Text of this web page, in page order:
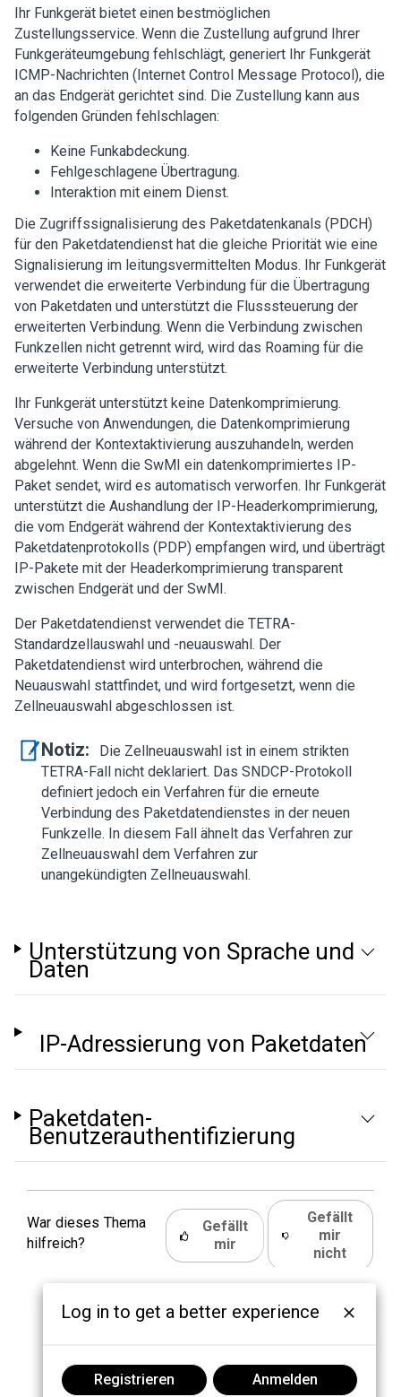
Ihr Funkgerät bietet einen bestmöglichen
Zustellungsservice. Wenn die Zustellung aufgrund Ihrer
Funkgeräteumgebung fehlschlägt, generiert Ihr Funkgerät
ICMP-Nachrichten (Internet Control Message Protocol), die
an das Endgerät gerichtet sind. Die Zustellung kann aus
folgenden Gründen fehlschlagen:
Keine Funkabdeckung.
Fehlgeschlagene Übertragung.
Interaktion mit einem Dienst.
Die Zugriffssignalisierung des Paketdatenkanals (PDCH)
für den Paketdatendienst hat die gleiche Priorität wie eine
Signalisierung im leitungsvermittelten Modus. Ihr Funkgerät
verwendet die erweiterte Verbindung für die Übertragung
von Paketdaten und unterstützt die Flusssteuerung der
erweiterten Verbindung. Wenn die Verbindung zwischen
Funkzellen nicht getrennt wird, wird das Roaming für die
erweiterte Verbindung unterstützt.
Ihr Funkgerät unterstützt keine Datenkomprimierung.
Versuche von Anwendungen, die Datenkomprimierung
während der Kontextaktivierung auszuhandeln, werden
abgelehnt. Wenn die SwMI ein datenkomprimiertes IP-
Paket sendet, wird es automatisch verworfen. Ihr Funkgerät
unterstützt die Aushandlung der IP-Headerkomprimierung,
die vom Endgerät während der Kontextaktivierung des
Paketdatenprotokolls (PDP) empfangen wird, und überträgt
IP-Pakete mit der Headerkomprimierung transparent
zwischen Endgerät und der SwMI.
Der Paketdatendienst verwendet die TETRA-
Standardzellauswahl und -neuauswahl. Der
Paketdatendienst wird unterbrochen, während die
Neuauswahl stattfindet, und wird fortgesetzt, wenn die
Zellneuauswahl abgeschlossen ist.
Notiz:
Die Zellneuauswahl ist in einem strikten
TETRA-Fall nicht deklariert. Das SNDCP-Protokoll
definiert jedoch ein Verfahren für die erneute
Verbindung des Paketdatendienstes in der neuen
Funkzelle. In diesem Fall ähnelt das Verfahren zur
Zellneuauswahl dem Verfahren zur
unangekündigten Zellneuauswahl.
Unterstützung von Sprache und
Daten
IP-Adressierung von Paketdaten
Paketdaten-
Benutzerauthentifizierung
War dieses Thema
hilfreich?
Gefällt
mir
Gefällt
mir
nicht
Log in to get a better experience
Registrieren Anmelden